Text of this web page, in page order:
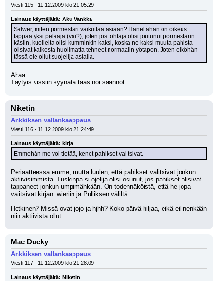
Viesti 115 - 11.12.2009 klo 21:05:29
Lainaus käyttäjältä: Aku Vankka
Salwer, miten pormestari vaikuttaa asiaan? Hänellähän on oikeus
tappaa yksi pelaaja (vai?), joten jos johtaja olisi joutunut pormestarin
käsiin, kuolleita olisi kumminkin kaksi, koska ne kaksi muuta pahista
olisivat kaikesta huolimatta tehneet normaalin yötapon. Joten eiköhän
tässä ole ollut suojelija asialla.
Ahaa...
Täytyis vissiin syynätä taas noi säännöt.
Niketin
Ankkiksen vallankaappaus
Viesti 116 - 11.12.2009 klo 21:24:49
Lainaus käyttäjältä: kirja
Emmehän me voi tietää, kenet pahikset valitsivat.
Periaatteessa emme, mutta luulen, että pahikset valitsivat jonkun
aktiivisimmista. Tuskinpa suojelija olisi osunut, jos pahikset olisivat
tappaneet jonkun umpimähkään. On todennäköistä, että he jopa
valitsivat kirjan, wieriin ja Pulliksen väliltä.
Hetkinen? Missä ovat jojo ja hjhh? Koko päivä hiljaa, eikä eilinenkään
niin aktiivista ollut.
Mac Ducky
Ankkiksen vallankaappaus
Viesti 117 - 11.12.2009 klo 21:28:09
Lainaus käyttäjältä: Niketin